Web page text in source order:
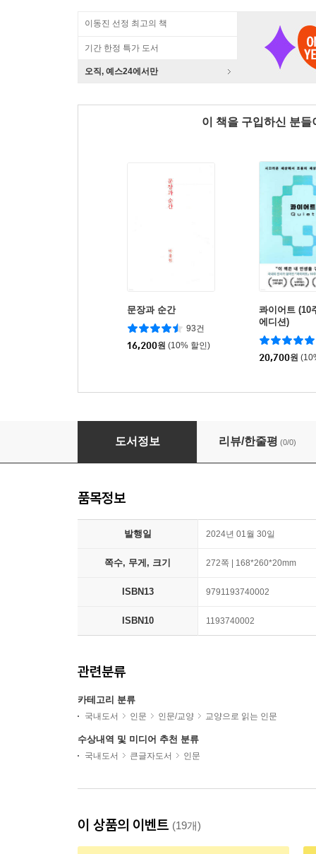
이동진 선정 최고의 책
기간 한정 특가 도서
오직, 예스24에서만
이 책을 구입하신 분
문장과 순간
93건
16,200원 (10% 할인)
콰이어트 (10
에디션)
20,700원
여덟 단어 (큰글자도서)
도서정보 리뷰/한줄평 (0/0)
품목정보
발행일 2024년 01월 30일
쪽수, 무게, 크기 272쪽 | 168*260*20mm
ISBN13 9791193740002
ISBN10 1193740002
관련분류
카테고리 분류
국내도서 인문 인문/교양 교양으로 읽는 인문
수상내역 및 미디어 추천 분류
국내도서 큰글자도서 인문
이 상품의 이벤트 (19개)